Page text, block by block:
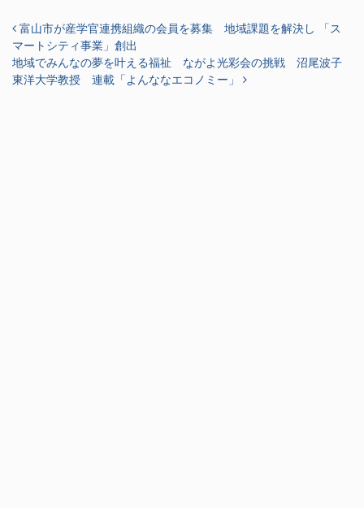
投稿ナビゲーション
富山市が産学官連携組織の会員を募集 地域課題を解決し 「ス
マートシティ事業」創出
地域でみんなの夢を叶える福祉 ながよ光彩会の挑戦 沼尾波子
東洋大学教授 連載「よんななエコノミー」